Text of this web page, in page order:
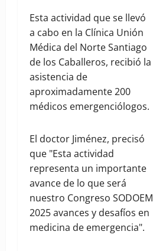
Esta actividad que se llevó
a cabo en la Clínica Unión
Médica del Norte Santiago
de los Caballeros, recibió la
asistencia de
aproximadamente 200
médicos emergenciólogos.
El doctor Jiménez, precisó
que "Esta actividad
representa un importante
avance de lo que será
nuestro Congreso SODOEM
2025 avances y desafíos en
medicina de emergencia".